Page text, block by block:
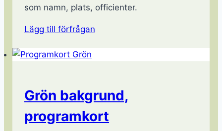
som namn, plats, officienter.
Lägg till förfrågan
Grön bakgrund,
programkort